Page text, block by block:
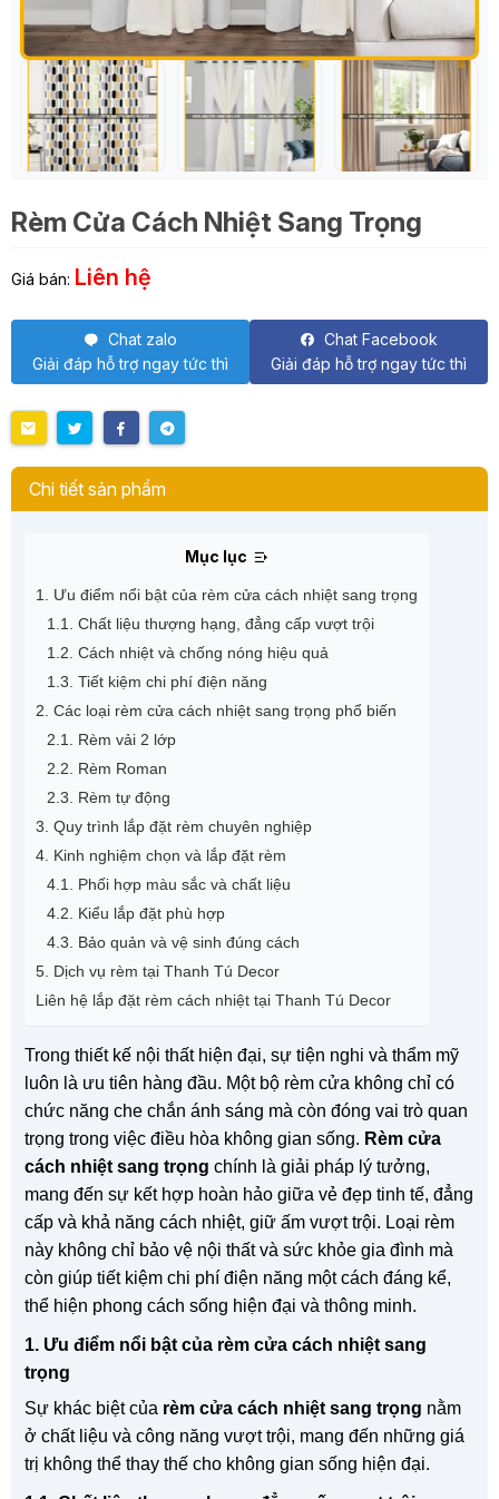
Rèm Cửa Cách Nhiệt Sang Trọng
Giá bán: Liên hệ
Chat zalo
Giải đáp hỗ trợ ngay tức thì
Chat Facebook
Giải đáp hỗ trợ ngay tức thì
Chi tiết sản phẩm
Mục lục
1. Ưu điểm nổi bật của rèm cửa cách nhiệt sang trọng
1.1. Chất liệu thượng hạng, đẳng cấp vượt trội
1.2. Cách nhiệt và chống nóng hiệu quả
1.3. Tiết kiệm chi phí điện năng
2. Các loại rèm cửa cách nhiệt sang trọng phổ biến
2.1. Rèm vải 2 lớp
2.2. Rèm Roman
2.3. Rèm tự động
3. Quy trình lắp đặt rèm chuyên nghiệp
4. Kinh nghiệm chọn và lắp đặt rèm
4.1. Phối hợp màu sắc và chất liệu
4.2. Kiểu lắp đặt phù hợp
4.3. Bảo quản và vệ sinh đúng cách
5. Dịch vụ rèm tại Thanh Tú Decor
Liên hệ lắp đặt rèm cách nhiệt tại Thanh Tú Decor
Trong thiết kế nội thất hiện đại, sự tiện nghi và thẩm mỹ
luôn là ưu tiên hàng đầu. Một bộ rèm cửa không chỉ có
chức năng che chắn ánh sáng mà còn đóng vai trò quan
trọng trong việc điều hòa không gian sống. Rèm cửa
cách nhiệt sang trọng chính là giải pháp lý tưởng,
mang đến sự kết hợp hoàn hảo giữa vẻ đẹp tinh tế, đẳng
cấp và khả năng cách nhiệt, giữ ấm vượt trội. Loại rèm
này không chỉ bảo vệ nội thất và sức khỏe gia đình mà
còn giúp tiết kiệm chi phí điện năng một cách đáng kể,
thể hiện phong cách sống hiện đại và thông minh.
1. Ưu điểm nổi bật của rèm cửa cách nhiệt sang
trọng
Sự khác biệt của rèm cửa cách nhiệt sang trọng nằm
ở chất liệu và công năng vượt trội, mang đến những giá
trị không thể thay thế cho không gian sống hiện đại.